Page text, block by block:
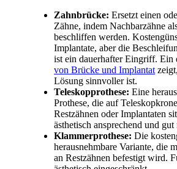
Zahnbrücke: Ersetzt einen
Zähne, indem Nachbarzähne
beschliffen werden.
Implantate, aber die
ist ein dauerhafter Eingriff. Ein
von Brücke und Implantat
Lösung sinnvoller ist.
Teleskopprothese: Eine
Prothese, die auf
Restzähnen oder Implantaten
ästhetisch ansprechend und gut
Klammerprothese: Die
herausnehmbare Variante, die
an Restzähnen befestigt wird.